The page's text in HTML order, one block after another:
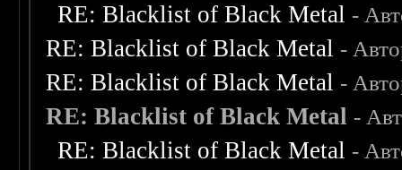
RE: Blacklist of Black Metal -
RE: Blacklist of Black Metal -
RE: Blacklist of Black Metal -
RE: Blacklist of Black Metal -
RE: Blacklist of Black Metal -